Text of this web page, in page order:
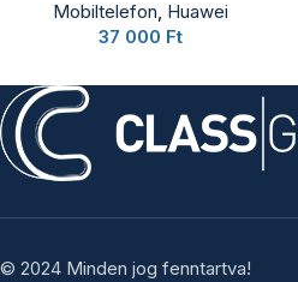
Mobiltelefon, Huawei
37 000 Ft
© 2024 Minden jog fenntartva!